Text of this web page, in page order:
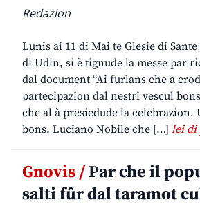
Redazion
Lunis ai 11 di Mai te Glesie di
di Udin, si è tignude la messe par
dal document “Ai furlans che a
partecipazion dal nestri vescul
che al à presiedude la celebrazion.
bons. Luciano Nobile che […] lei di
Gnovis /Par che il
salti fûr dal taramot